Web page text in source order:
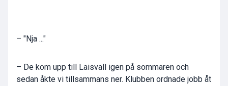
– "Nja ..."
– De kom upp till Laisvall igen på sommaren och
sedan åkte vi tillsammans ner. Klubben ordnade jobb åt